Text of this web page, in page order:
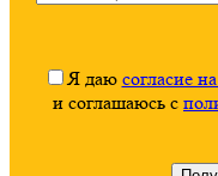
Я даю согласие
и соглашаюсь с